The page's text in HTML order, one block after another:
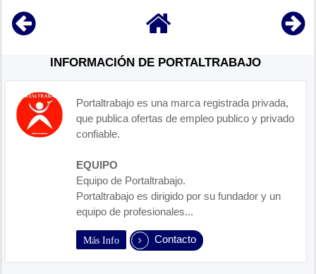
INFORMACIÓN DE PORTALTRABAJO
Portaltrabajo es una marca registrada privada,
que publica ofertas de empleo publico y privado
confiable.
EQUIPO
Equipo de Portaltrabajo.
Portaltrabajo es dirigido por su fundador y un
equipo de profesionales...
Más Info Contacto